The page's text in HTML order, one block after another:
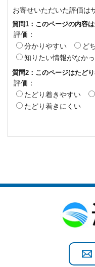
お寄せいただいた評価は
質問1：このページの内容
評価：
分かりやすい
ど
知りたい情報がなか
質問2：このページはたど
評価：
たどり着きやすい
たどり着きにくい